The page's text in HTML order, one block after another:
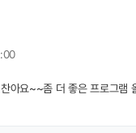
아요~~좀 더 좋은 프로그램